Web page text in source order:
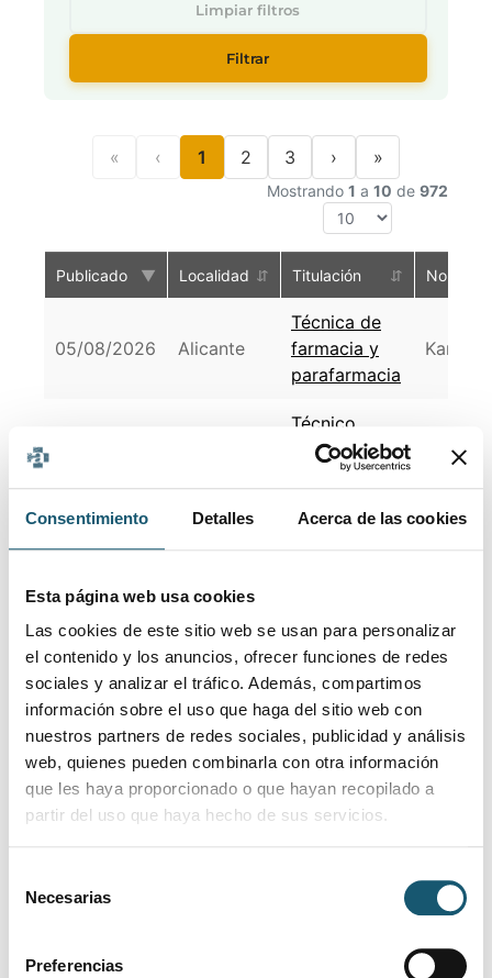
Consentimiento Detalles Acerca de las cookies
Esta página web usa cookies
Las cookies de este sitio web se usan para personalizar
el contenido y los anuncios, ofrecer funciones de redes
sociales y analizar el tráfico. Además, compartimos
información sobre el uso que haga del sitio web con
nuestros partners de redes sociales, publicidad y análisis
web, quienes pueden combinarla con otra información
que les haya proporcionado o que hayan recopilado a
partir del uso que haya hecho de sus servicios.
Necesarias
Preferencias
Limpiar filtros
Filtrar
« ‹ 1 2 3 › »
Mostrando 1 a 10 de 972
Publicado ▼ Localidad ⇵ Titulación ⇵ Nombre
05/08/2026 Alicante
Técnica de
farmacia y
parafarmacia
Karolina
Técnico
Farmacia y
Parafarmacia
Daniel
Tecnico
01/08/2026 Alicante Farmacéutica Noelia
31/07/2026 Torrevieja Farmacia
30/07/2026 Muchamiel
Auxiliar de
farmacia y
parafarmacia
Paola
Nadal